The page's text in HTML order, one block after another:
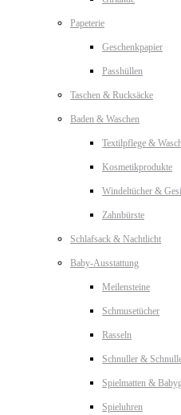
Papeterie
Geschenkpapier
Passhüllen
Taschen & Rucksäcke
Baden & Waschen
Textilpflege &
Kosmetikprodukte
Windeltücher &
Zahnbürste
Schlafsack & Nachtlicht
Baby-Ausstattung
Meilensteine
Schmusetücher
Rasseln
Schnuller &
Spielmatten &
Spieluhren